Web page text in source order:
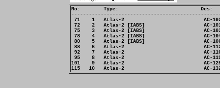
No:        Type:                            Des:
71    1   Atlas-2                           AC-102
72    2   Atlas-2 [IABS]                    AC-101
75    3   Atlas-2 [IABS]                    AC-103
78    4   Atlas-2 [IABS]                    AC-104
80    5   Atlas-2 [IABS]                    AC-106
88    6   Atlas-2                           AC-112
92    7   Atlas-2                           AC-116
95    8   Atlas-2                           AC-119
101    9   Atlas-2                           AC-125